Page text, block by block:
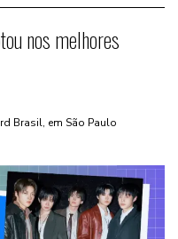
nos melhores
Brasil, em São Paulo